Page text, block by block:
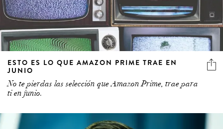
ESTO ES LO QUE AMAZON PRIME TRAE EN
JUNIO
No te pierdas las selección que Amazon Prime, trae para
ti en junio.